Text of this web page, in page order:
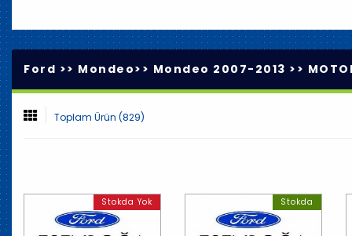
Ford >> Mondeo>> Mondeo 2007-2013 >>
Toplam Ürün (829)
Stokda Yok Stokda